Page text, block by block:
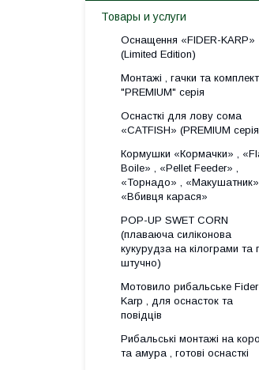
Товары и услуги
Оснащення «FIDER-KARP»
(Limited Edition)
Монтажі , гачки та
"PREMIUM" серія
Оснасткі для лову сома
«CATFISH» (PREMIUM
Кормушки «Кормачки» ,
Boile» , «Pellet Feeder» ,
«Торнадо» ,
«Вбивця карася»
POP-UP SWET CORN
(плаваюча силіконова
кукурудза на кілограми та
штучно)
Мотовило рибальське
Karp , для оснасток та
повідців
Рибальські монтажі на
та амура , готові оснасткі